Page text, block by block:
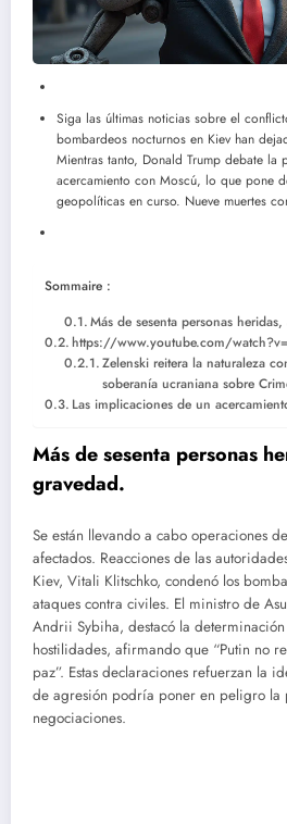
Siga las últimas noticias sobre el
bombardeos nocturnos en Kiev han
Mientras tanto, Donald Trump debate la
acercamiento con Moscú, lo que pone
geopolíticas en curso. Nueve muertes
Sommaire :
Más de sesenta personas
https://www.youtube.com/
Zelenski reitera la naturaleza
soberanía ucraniana sobre
Las implicaciones de un
Más de sesenta personas
gravedad.
Se están llevando a cabo operaciones
afectados. Reacciones de las
Kiev, Vitali Klitschko, condenó los
ataques contra civiles. El ministro de
Andrii Sybiha, destacó la
hostilidades, afirmando que “Putin no
paz”. Estas declaraciones refuerzan la
de agresión podría poner en peligro la
negociaciones.